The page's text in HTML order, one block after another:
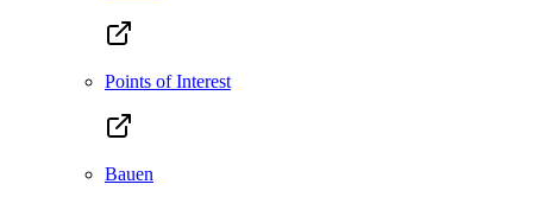
Points of Interest
Bauen